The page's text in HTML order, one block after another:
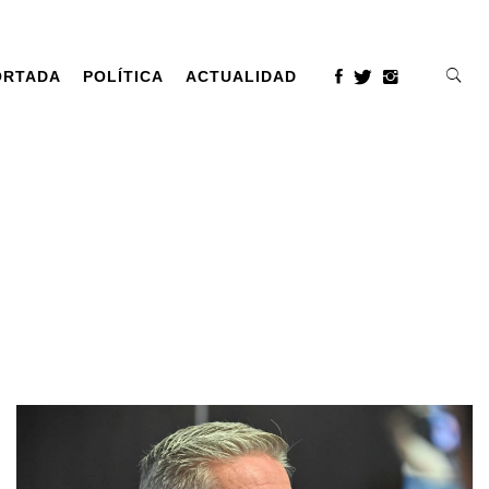
POLÍTICA ACTUALIDAD